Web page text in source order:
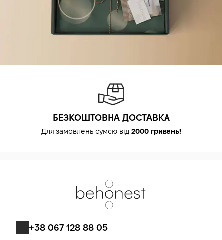
БЕЗКОШТОВНА ДОСТАВКА
Для замовлень сумою від 2000 гривень!
+38 067 128 88 05